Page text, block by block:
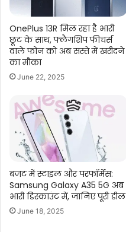
OnePlus 13R मिल रहा है भारी
छूट के साथ, फ्लैगशिप फीचर्स
वाले फोन को अब सस्ते में खरीदने
का मौका
June 22, 2025
बजट में स्टाइल और परफॉर्मेंस:
Samsung Galaxy A35 5G अब
भारी डिस्काउंट में, जानिए पूरी डील
June 18, 2025